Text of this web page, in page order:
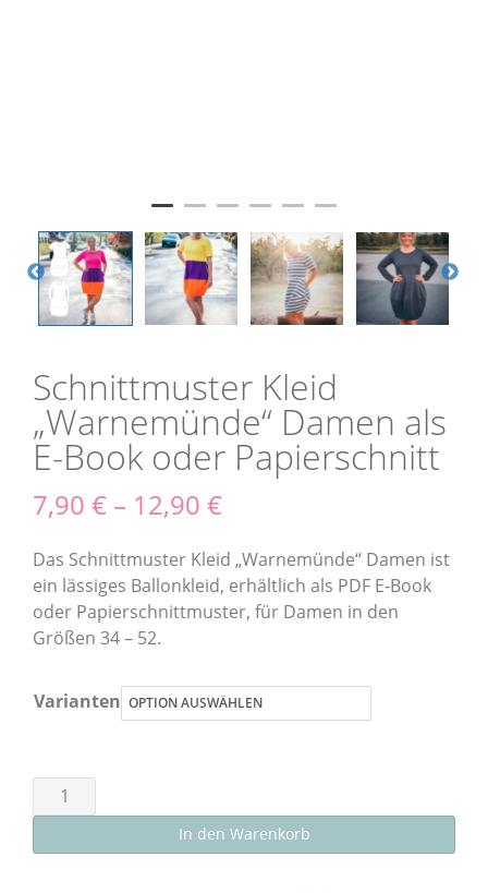
Schnittmuster Kleid
„Warnemünde“ Damen als
E-Book oder Papierschnitt
7,90 € – 12,90 €
Das Schnittmuster Kleid „Warnemünde“ Damen ist
ein lässiges Ballonkleid, erhältlich als PDF E-Book
oder Papierschnittmuster, für Damen in den
Größen 34 – 52.
Varianten
Schnittmuster
Kleid
„Warnemünde“
In den Warenkorb